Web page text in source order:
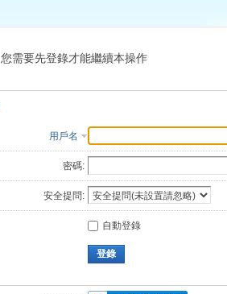
索
您需要先登錄才能繼續本操作
用戶名
密碼:
安全提問:
自動登錄
登錄